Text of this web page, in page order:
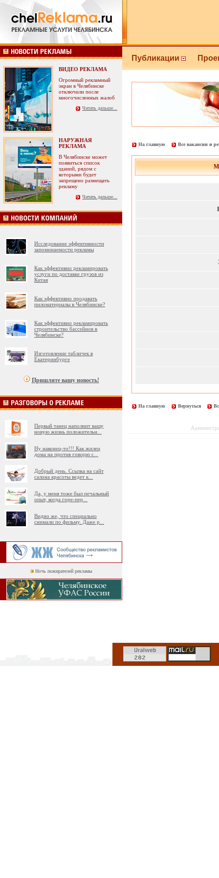
ВИДЕО РЕКЛАМА
Огромный рекламный
экран в Челябинске
отключили после
многочисленных жалоб
Читать дальше...
НАРУЖНАЯ
РЕКЛАМА
В Челябинске может
появиться список
зданий, рядом с
которыми будет
запрещено размещать
рекламу
Читать дальше...
Исследование эффективности
запоминаемости рекламы
Как эффективно рекламировать
услуги по доставке грузов из
Китая
Как эффективно продавать
пиломатериалы в Челябинске?
Как эффективно рекламировать
строительство бассейнов в
Челябинске?
Изготовление табличек в
Екатеринбурге
Пришлите вашу новость!
Первый танец наполнит вашу
новую жизнь положительн
Ну наконец-то!!! Как жилец
дома на против говорю с
Добрый день. Ссылка на сайт
салона красоты ведет к
Да, у меня тоже был печальный
опыт, когда горе-пер
Видно же, что специально
снимали по фильму. Даже р
Ночь пожирателей рекламы
Публикации
На главную Все вакансии и
На главную Вернуться